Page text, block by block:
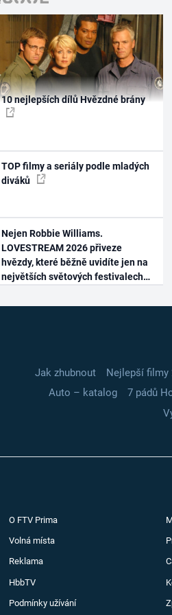
10 nejlepších dílů Hvězdné brány
TOP filmy a seriály podle mladých
diváků
Nejen Robbie Williams.
LOVESTREAM 2026 přiveze
hvězdy, které běžně uvidíte jen na
největších světových festivalech
Jak zhubnout Nejlepší filmy
Auto – katalog
7 pádů
O FTV Prima
Volná místa
Reklama
HbbTV
Podmínky užívání